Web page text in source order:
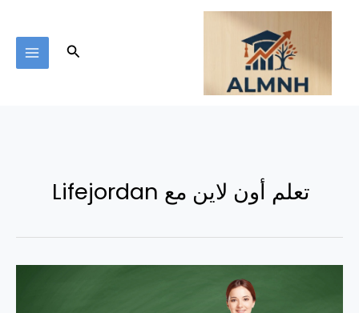
تخطي
البحث
تعلم أون لاين مع Lifejordan